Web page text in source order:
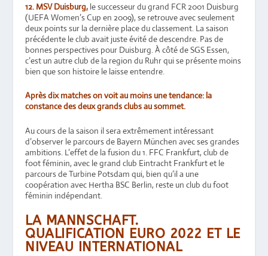
12. MSV Duisburg, le successeur du grand FCR 2001 Duisburg
(UEFA Women’s Cup en 2009), se retrouve avec seulement
deux points sur la dernière place du classement. La saison
précédente le club avait juste évité de descendre. Pas de
bonnes perspectives pour Duisburg. À côté de SGS Essen,
c’est un autre club de la region du Ruhr qui se présente moins
bien que son histoire le laisse entendre.
Après dix matches on voit au moins une tendance: la
constance des deux grands clubs au sommet.
Au cours de la saison il sera extrêmement intéressant
d’observer le parcours de Bayern München avec ses grandes
ambitions. L’effet de la fusion du 1. FFC Frankfurt, club de
foot féminin, avec le grand club Eintracht Frankfurt et le
parcours de Turbine Potsdam qui, bien qu’il a une
coopération avec Hertha BSC Berlin, reste un club du foot
féminin indépendant.
LA MANNSCHAFT.
QUALIFICATION EURO 2022 ET LE
NIVEAU INTERNATIONAL